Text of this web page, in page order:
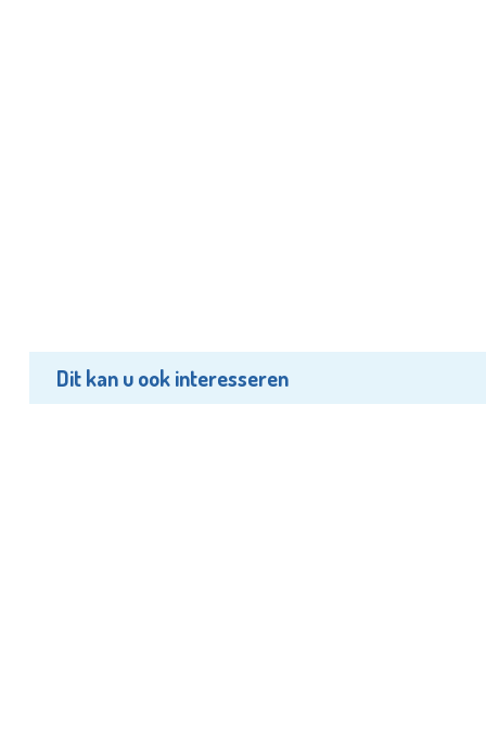
Dit kan u ook interesseren